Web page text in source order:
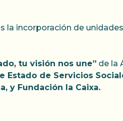
la incorporación de
tu visión nos une”de la
Estado de Servicios
y Fundación la Caixa.